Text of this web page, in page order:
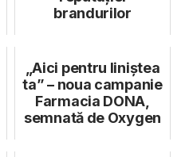
brandurilor
„Aici pentru liniștea
ta” – noua campanie
Farmacia DONA,
semnată de Oxygen